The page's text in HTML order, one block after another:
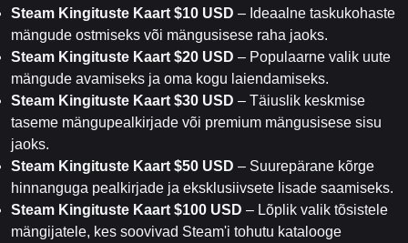
Steam Kingituste Kaart $10 USD – Ideaalne taskukohaste
mängude ostmiseks või mängusisese raha jaoks.
Steam Kingituste Kaart $20 USD – Populaarne valik uute
mängude avamiseks ja oma kogu laiendamiseks.
Steam Kingituste Kaart $30 USD – Täiuslik keskmise
taseme mängupealkirjade või premium mängusisese sisu
jaoks.
Steam Kingituste Kaart $50 USD – Suurepärane kõrge
hinnanguga pealkirjade ja eksklusiivsete lisade saamiseks.
Steam Kingituste Kaart $100 USD – Lõplik valik tõsistele
mängijatele, kes soovivad Steam'i tohutu katalooge